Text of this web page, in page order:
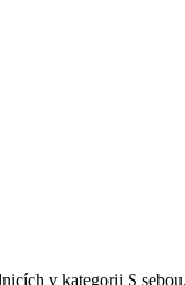
v kategorii S